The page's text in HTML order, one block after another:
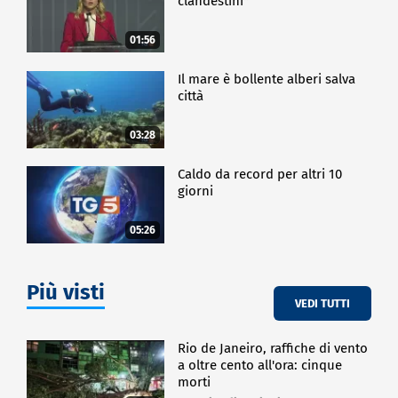
01:56
03:28
Il mare è bollente alberi salva
città
05:26
Caldo da record per altri 10
giorni
Più visti VEDI TUTTI
Rio de Janeiro, raffiche di vento
a oltre cento all'ora: cinque
morti